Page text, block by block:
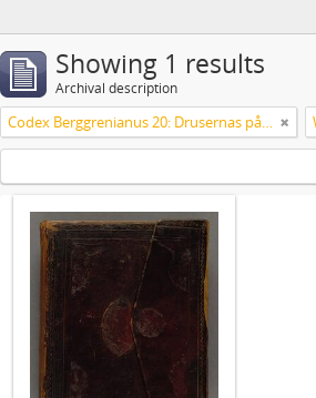
Showing 1 results
Archival description
Codex Berggrenianus 20: Drusernas på Libanon heliga bok